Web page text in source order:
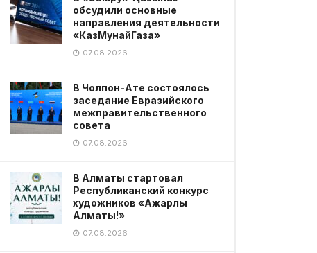
обсудили основные
направления деятельности
«КазМунайГаза»
07.08.2026
В Чолпон-Ате состоялось
заседание Евразийского
межправительственного
совета
07.08.2026
В Алматы стартовал
Республиканский конкурс
художников «Ажарлы
Алматы!»
07.08.2026